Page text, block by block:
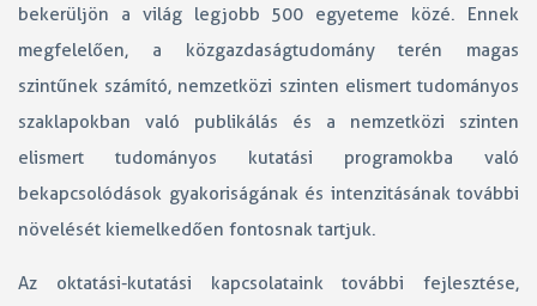
bekerüljön a világ legjobb 500 egyeteme közé. Ennek
megfelelően, a közgazdaságtudomány terén magas
szintűnek számító, nemzetközi szinten elismert tudományos
szaklapokban való publikálás és a nemzetközi szinten
elismert tudományos kutatási programokba való
bekapcsolódások gyakoriságának és intenzitásának további
növelését kiemelkedően fontosnak tartjuk.
Az oktatási-kutatási kapcsolataink további fejlesztése,